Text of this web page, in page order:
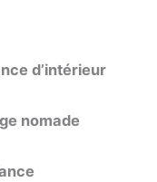
d’intérieur
nomade